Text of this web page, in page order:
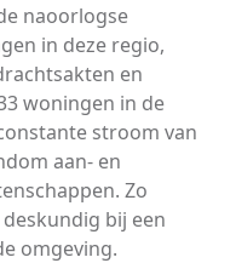
naoorlogse
in deze regio,
en
woningen in de
stroom van
aan- en
Zo
bij een
omgeving.